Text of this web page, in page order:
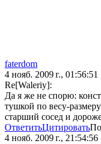
faterdom
4 нояб. 2009 г., 01:56:51
Re[Waleriy]:
Да я же не спорю:
тушкой по весу-
старший сосед и
ОтветитьЦитировать
4 нояб. 2009 г., 21:54:56